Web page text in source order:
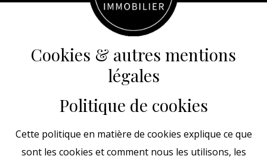
Cookies & autres mentions
légales
Politique de cookies
Cette politique en matière de cookies explique ce que
sont les cookies et comment nous les utilisons, les